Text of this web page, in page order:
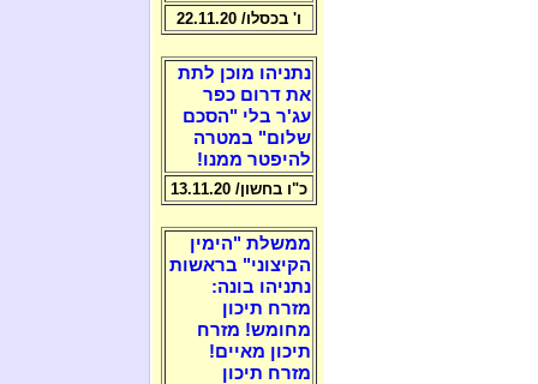
ו' בכסלו/ 22.11.20
נתניהו מוכן לתת
את דרום כפר
עג'ר בלי "הסכם
שלום" במטרה
להיפטר ממנו!
כ"ו בחשון/ 13.11.20
ממשלת "הימין
הקיצוני" בראשות
נתניהו בונה:
מזרח תיכון
מחומש! מזרח
תיכון מאיים!
מזרח תיכון